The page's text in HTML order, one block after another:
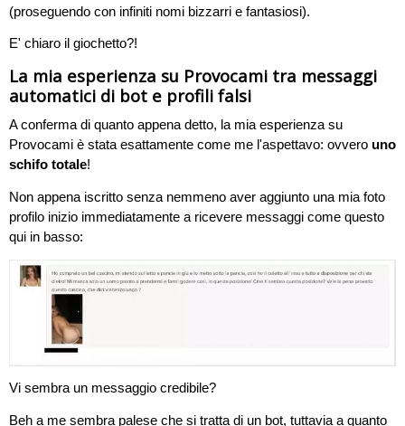
(proseguendo con infiniti nomi bizzarri e fantasiosi).
E' chiaro il giochetto?!
La mia esperienza su Provocami tra messaggi
automatici di bot e profili falsi
A conferma di quanto appena detto, la mia esperienza su
Provocami è stata esattamente come me l'aspettavo: ovvero uno
schifo totale!
Non appena iscritto senza nemmeno aver aggiunto una mia foto
profilo inizio immediatamente a ricevere messaggi come questo
qui in basso:
Vi sembra un messaggio credibile?
Beh a me sembra palese che si tratta di un bot, tuttavia a quanto